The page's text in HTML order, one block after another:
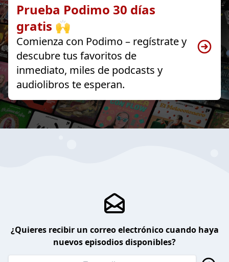
Prueba Podimo 30 días
gratis 🙌
Comienza con Podimo – regístrate y
descubre tus favoritos de
inmediato, miles de podcasts y
audiolibros te esperan.
¿Quieres recibir un correo electrónico cuando haya
nuevos episodios disponibles?